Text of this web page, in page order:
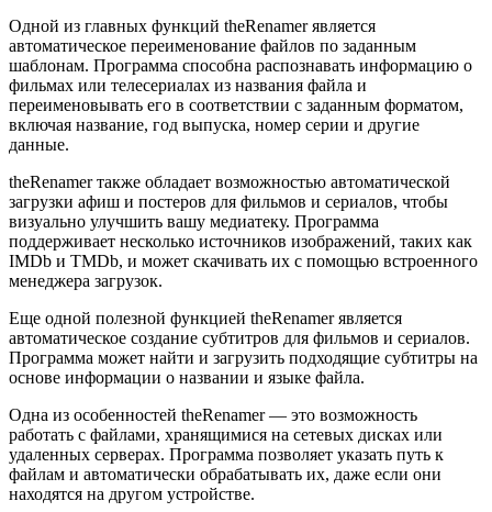
Одной из главных функций theRenamer является
автоматическое переименование файлов по заданным
шаблонам. Программа способна распознавать информацию о
фильмах или телесериалах из названия файла и
переименовывать его в соответствии с заданным форматом,
включая название, год выпуска, номер серии и другие
данные.
theRenamer также обладает возможностью автоматической
загрузки афиш и постеров для фильмов и сериалов, чтобы
визуально улучшить вашу медиатеку. Программа
поддерживает несколько источников изображений, таких как
IMDb и TMDb, и может скачивать их с помощью встроенного
менеджера загрузок.
Еще одной полезной функцией theRenamer является
автоматическое создание субтитров для фильмов и сериалов.
Программа может найти и загрузить подходящие субтитры на
основе информации о названии и языке файла.
Одна из особенностей theRenamer — это возможность
работать с файлами, хранящимися на сетевых дисках или
удаленных серверах. Программа позволяет указать путь к
файлам и автоматически обрабатывать их, даже если они
находятся на другом устройстве.